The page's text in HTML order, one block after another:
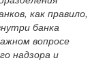
как правило,
банка
вопросе
надзора и